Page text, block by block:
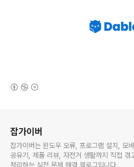
잡가이버
잡가이버는 윈도우 오류, 프로그램 설치, 모
공유기, 제품 리뷰, 자전거 생활까지 직접 겪
정리하는 실전 문제 해결 블로그입니다.